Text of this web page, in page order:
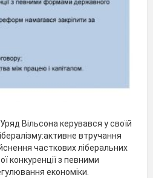
Вільсона керувався у своїй
втручання
часткових ліберальних
конкуренції з певними
економіки.